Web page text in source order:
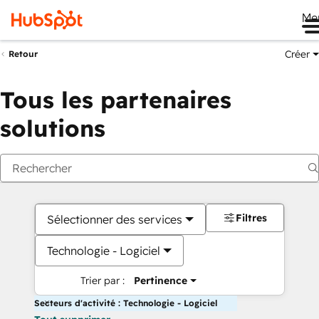
Retour Créer
Tous les partenaires
solutions
Sélectionner des services
Technologie - Logiciel
Trier par : Pertinence
Filtres
Secteurs d'activité : Technologie - Logiciel